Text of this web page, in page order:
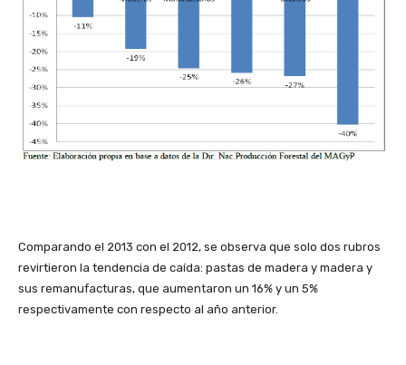
Comparando el 2013 con el 2012, se observa que solo dos rubros
revirtieron la tendencia de caída: pastas de madera y madera y
sus remanufacturas, que aumentaron un 16% y un 5%
respectivamente con respecto al año anterior.